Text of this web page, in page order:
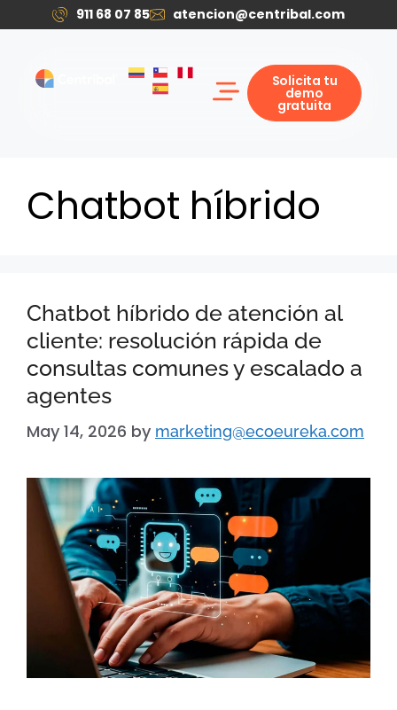
911 68 07 85 atencion@centribal.com
Solicita tu
demo
gratuita
Chatbot híbrido
Chatbot híbrido de atención al
cliente: resolución rápida de
consultas comunes y escalado a
agentes
May 14, 2026 by marketing@ecoeureka.com